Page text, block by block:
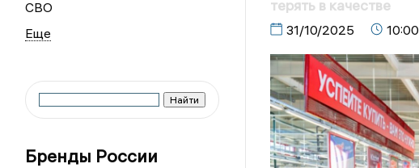
СВО
Бренды России
терять в качестве
31/10/2025 10:00